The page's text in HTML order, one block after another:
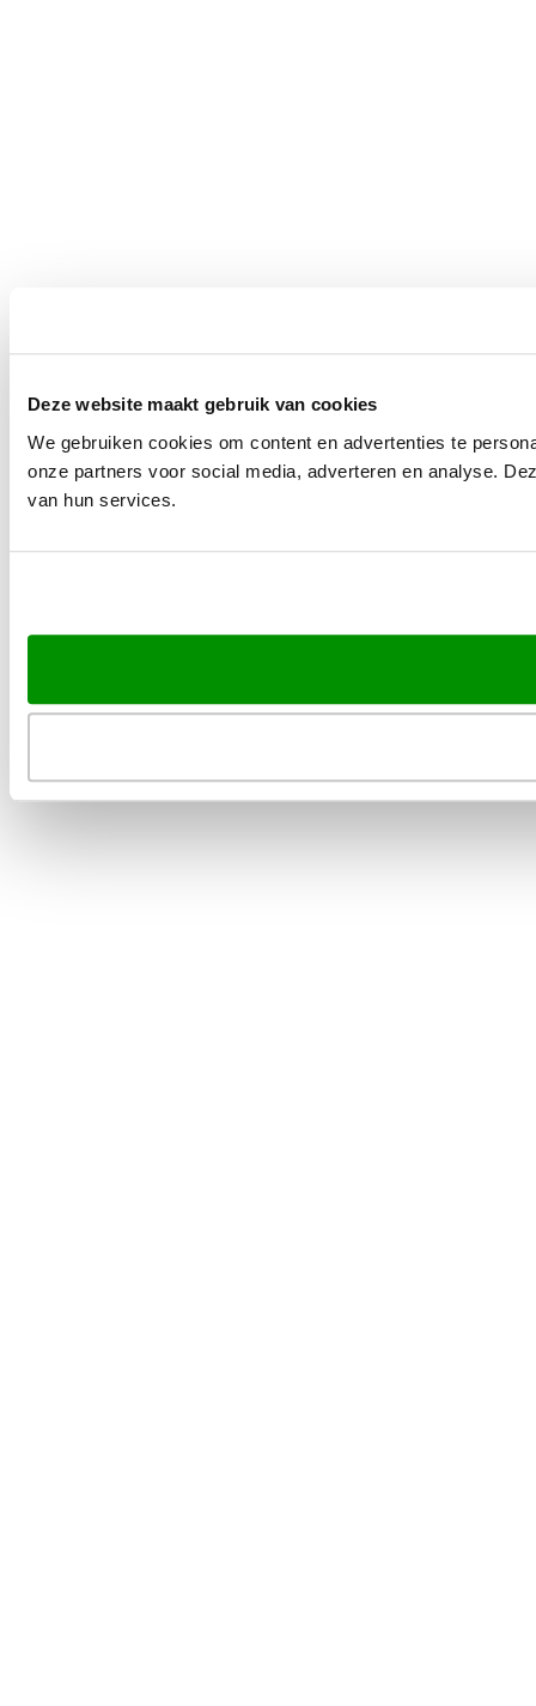
Deze website maakt gebruik van cookies
We gebruiken cookies om content en advertenties te
onze partners voor social media, adverteren en analyse.
van hun services.